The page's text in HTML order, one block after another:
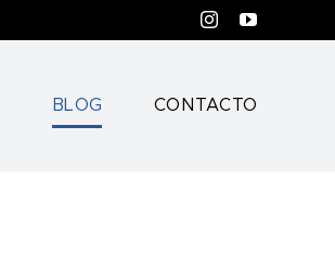
InstagramYouTube
BLOG CONTACTO